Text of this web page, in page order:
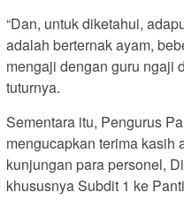
“Dan, untuk diketahui,
adalah berternak ayam,
mengaji dengan guru ngaji
tuturnya.
Sementara itu, Pengurus
mengucapkan terima kasih
kunjungan para personel,
khususnya Subdit 1 ke